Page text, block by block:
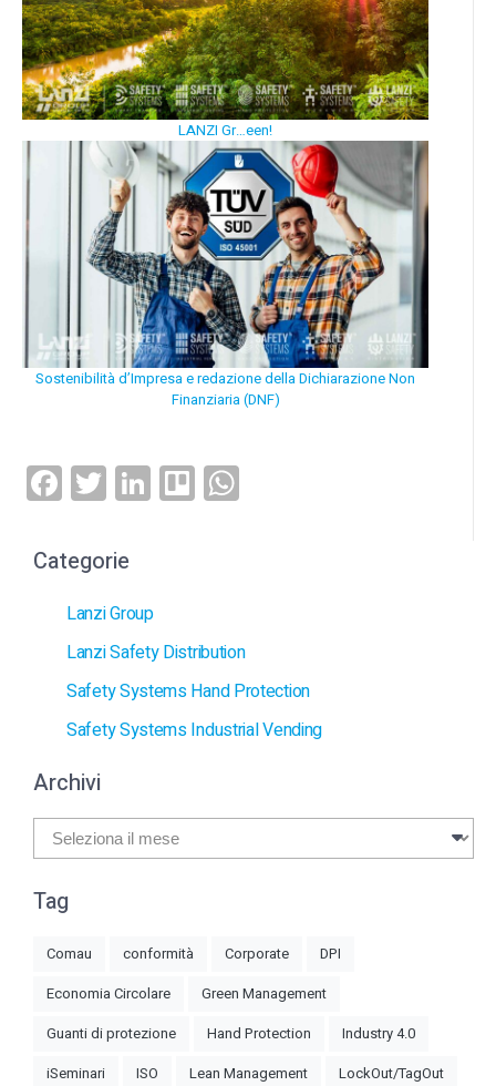
LANZI Gr…een!
Sostenibilità d’Impresa e redazione della Dichiarazione Non
Finanziaria (DNF)
Facebook
Twitter
LinkedIn
Trello
Categorie
Lanzi Group
Lanzi Safety Distribution
Safety Systems Hand Protection
Safety Systems Industrial Vending
Archivi
Archivi
Tag
Comau conformità Corporate
DPI
Economia Circolare
Green Management
Guanti di protezione
Hand Protection
Industry 4.0
iSeminari
ISO Lean Management
LockOut/TagOut